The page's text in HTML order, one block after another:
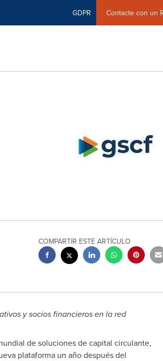
GDPR Contacte con un
COMPARTIR ESTE ARTÍCULO
y socios financieros en la red
de soluciones de capital circulante,
plataforma un año después del